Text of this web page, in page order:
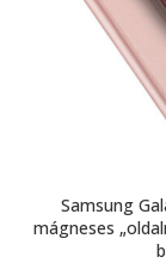
Samsung
mágneses